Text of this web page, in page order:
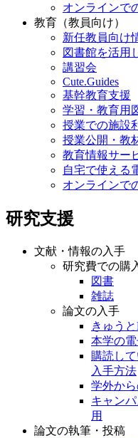
オンラインで
教育（教員向け）
新任教員向け
図書館を活用
講習会
Cute.Guides
基幹教育支援
学習・教育用
授業での施設
授業公開・教
教育情報サー
自宅で使える
オンラインで
研究支援
文献・情報の入手
研究費での購
図書
雑誌
論文の入手
きゅうと
本学の
購読し
入手方法
学外か
キャン
用
論文の執筆・投稿